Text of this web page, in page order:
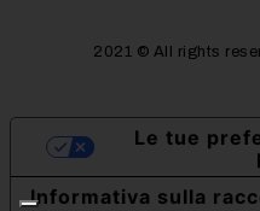
2021 © All rights
Informativa sulla
Le tue